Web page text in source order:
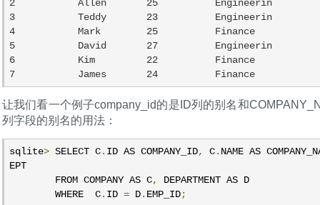
2           Allen       25          Engineerin
3           Teddy       23          Engineerin
4           Mark        25          Finance
5           David       27          Engineerin
6           Kim         22          Finance
7           James       24          Finance
让我们看一个例子company_id的是ID列的别名和
列字段的别名的用法：
sqlite> SELECT C. ID AS COMPANY_ID, C. NAME AS
EPT
        FROM COMPANY AS C
,
DEPARTMENT AS D
        WHERE  C
. ID = D. EMP_ID;